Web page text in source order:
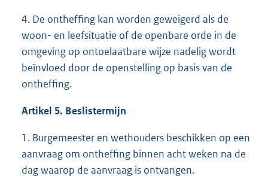
4. De ontheffing kan worden geweigerd als de
woon- en leefsituatie of de openbare orde in de
omgeving op ontoelaatbare wijze nadelig wordt
beïnvloed door de openstelling op basis van de
ontheffing.
Artikel 5. Beslistermijn
1. Burgemeester en wethouders beschikken op een
aanvraag om ontheffing binnen acht weken na de
dag waarop de aanvraag is ontvangen.